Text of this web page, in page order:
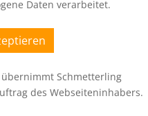
Daten verarbeitet.
Schmetterling
des Webseiteninhabers.